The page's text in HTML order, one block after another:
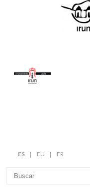
ES EU FR